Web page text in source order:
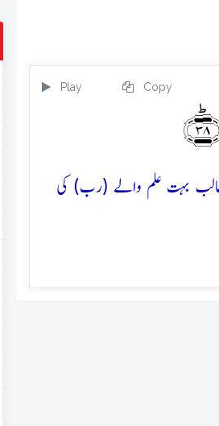
Play Copy
غالب بہت علم والے (رب) کی